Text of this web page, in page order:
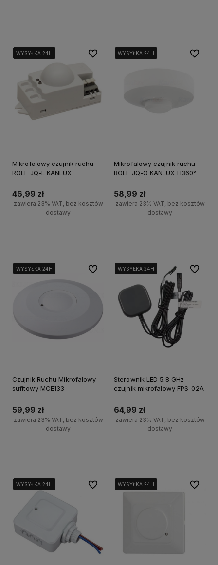
WYSYŁKA 24H
WYSYŁKA 24H
WYSYŁKA 24H
WYSYŁKA 24H
Mikrofalowy czujnik ruchu
ROLF JQ-L KANLUX
46,99 zł
zawiera 23% VAT, bez kosztów
dostawy
Do ulubionychWYSYŁKA 24H
WYSYŁKA 24H
WYSYŁKA 24H
WYSYŁKA 24H
Mikrofalowy czujnik ruchu
ROLF JQ-O KANLUX H360°
58,99 zł
zawiera 23% VAT, bez kosztów
dostawy
Do
WYSYŁKA 24H
WYSYŁKA 24H
WYSYŁKA 24H
Czujnik Ruchu Mikrofalowy
sufitowy MCE133
59,99 zł
zawiera 23% VAT, bez kosztów
dostawy
Do ulubionychWYSYŁKA 24H
WYSYŁKA 24H
WYSYŁKA 24H
Sterownik LED 5.8 GHz
czujnik mikrofalowy FPS-02A
64,99 zł
zawiera 23% VAT, bez kosztów
dostawy
Do
WYSYŁKA 24H
WYSYŁKA 24H
WYSYŁKA 24H Do ulubionychWYSYŁKA 24H
WYSYŁKA 24H
WYSYŁKA 24H Do